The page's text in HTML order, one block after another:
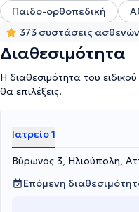
Συλλόγου Αθηνών και της
Ορθοπαιδικής και
Παιδο-ορθοπεδική
373 συστάσεις ασθενών
Διαθεσιμότητα
Η διαθεσιμότητα του
θα επιλέξεις.
Ιατρείο 1
Βύρωνος 3, Ηλιούπολη,
Επόμενη